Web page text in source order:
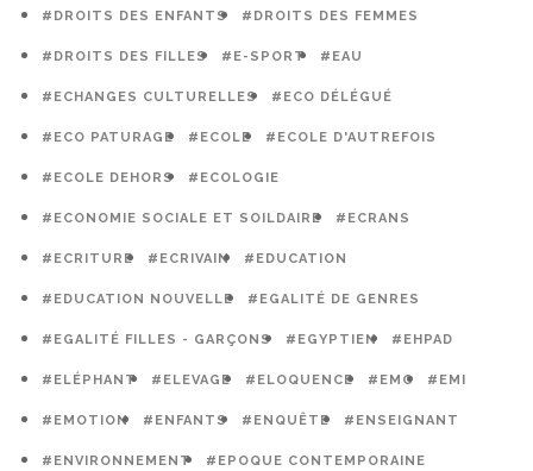
#DROITS DES ENFANTS #DROITS DES FEMMES
#DROITS DES FILLES #E-SPORT #EAU
#ECHANGES CULTURELLES #ECO DÉLÉGUÉ
#ECO PATURAGE #ECOLE #ECOLE D'AUTREFOIS
#ECOLE DEHORS #ECOLOGIE
#ECONOMIE SOCIALE ET SOILDAIRE #ECRANS
#ECRITURE #ECRIVAIN #EDUCATION
#EDUCATION NOUVELLE #EGALITÉ DE GENRES
#EGALITÉ FILLES - GARÇONS #EGYPTIEN #EHPAD
#ELÉPHANT #ELEVAGE #ELOQUENCE #EMC #EMI
#EMOTION #ENFANTS #ENQUÊTE #ENSEIGNANT
#ENVIRONNEMENT #EPOQUE CONTEMPORAINE